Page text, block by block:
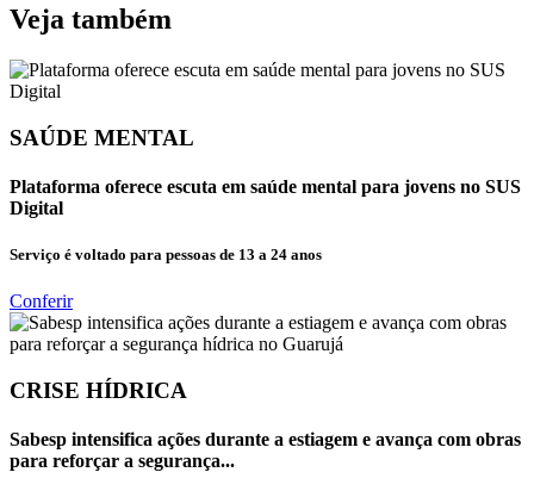
Veja também
SAÚDE MENTAL
Plataforma oferece escuta em saúde mental para jovens no SUS
Digital
Serviço é voltado para pessoas de 13 a 24 anos
Conferir
CRISE HÍDRICA
Sabesp intensifica ações durante a estiagem e avança com obras
para reforçar a segurança...